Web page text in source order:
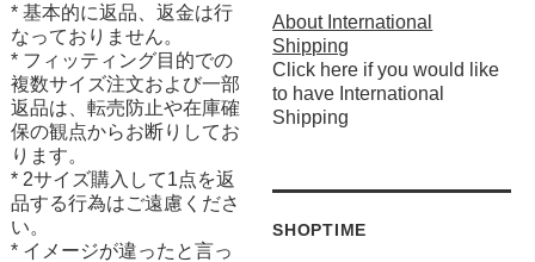
* 基本的に返品、返金は行
なっておりません。
* フィッティング目的での
複数サイズ注文および一部
返品は、転売防止や在庫確
保の観点からお断りしてお
ります。
* 2サイズ購入して1点を返
品する行為はご遠慮くださ
い。
* イメージが違ったと言っ
About International
Shipping
Click here if you would like
to have International
Shipping
SHOPTIME